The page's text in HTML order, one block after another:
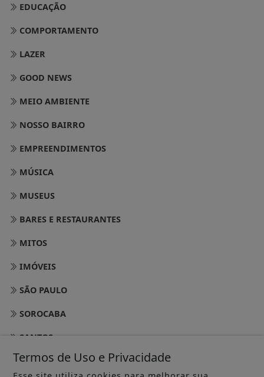
EDUCAÇÃO
COMPORTAMENTO
LAZER
GOOD NEWS
MEIO AMBIENTE
NOSSO BAIRRO
EMPREENDIMENTOS
MÚSICA
MUSEUS
BARES E RESTAURANTES
MITOS
IMÓVEIS
SÃO PAULO
SOROCABA
SANTOS
CAMPINAS
Termos de Uso e Privacidade